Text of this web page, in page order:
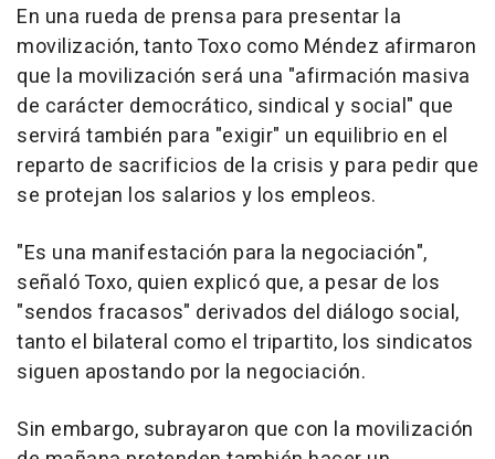
En una rueda de prensa para presentar la
movilización, tanto Toxo como Méndez afirmaron
que la movilización será una "afirmación masiva
de carácter democrático, sindical y social" que
servirá también para "exigir" un equilibrio en el
reparto de sacrificios de la crisis y para pedir que
se protejan los salarios y los empleos.
"Es una manifestación para la negociación",
señaló Toxo, quien explicó que, a pesar de los
"sendos fracasos" derivados del diálogo social,
tanto el bilateral como el tripartito, los sindicatos
siguen apostando por la negociación.
Sin embargo, subrayaron que con la movilización